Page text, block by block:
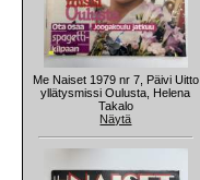
Me Naiset 1979 nr 7, Päivi Uitto
yllätysmissi Oulusta, Helena
Takalo
Näytä